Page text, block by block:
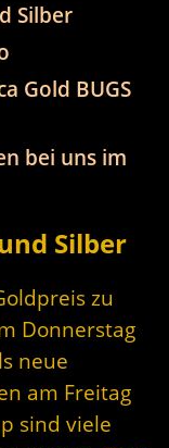
Silber
Gold BUGS
bei uns im
Silber
zu
Donnerstag
neue
am Freitag
sind viele